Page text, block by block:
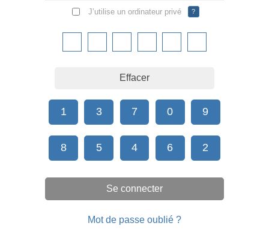
J’utilise un ordinateur privé ?
Effacer
1 3 7 0 9
8 5 4 6 2
Se connecter
Mot de passe oublié ?